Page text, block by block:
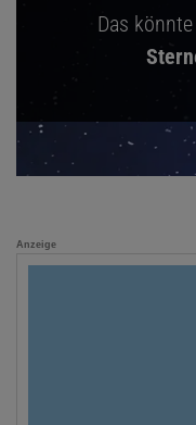
Das
Anzeige